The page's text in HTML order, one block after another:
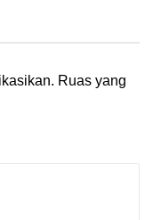
Ruas yang